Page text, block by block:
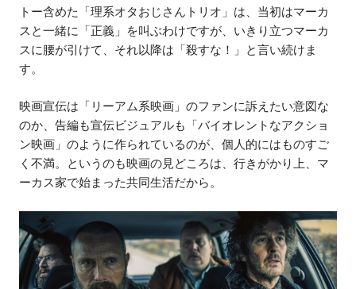
トー含めた「理系オタおじさんトリオ」は、当初はマーカ
スと一緒に「正義」を叫ぶわけですが、いきり立つマーカ
スに腰が引けて、それ以降は「殺すな！」と言い続けま
す。
映画宣伝は「リーアム系映画」のファンに訴えたい意図な
のか、告編も宣伝ビジュアルも「バイオレントなアクショ
ン映画」のように作られているのが、個人的にはものすご
く不満。というのも映画の見どころは、行きがかり上、マ
ーカス家で始まった共同生活だから。